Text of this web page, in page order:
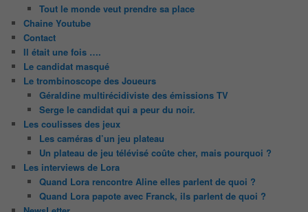
Tout le monde veut prendre sa place
Chaine Youtube
Contact
Il était une fois ….
Le candidat masqué
Le trombinoscope des Joueurs
Géraldine multirécidiviste des émissions TV
Serge le candidat qui a peur du noir.
Les coulisses des jeux
Les caméras d’un jeu plateau
Un plateau de jeu télévisé coûte cher, mais pourquoi ?
Les interviews de Lora
Quand Lora rencontre Aline elles parlent de quoi ?
Quand Lora papote avec Franck, ils parlent de quoi ?